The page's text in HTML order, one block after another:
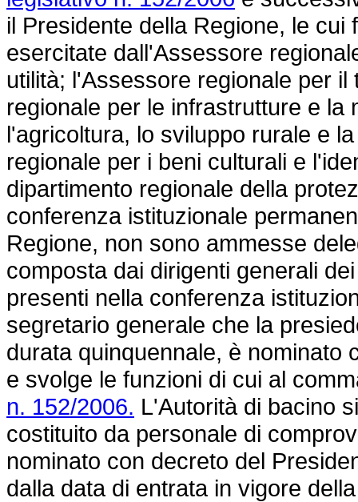
il Presidente della Regione, le
esercitate dall'Assessore
utilità; l'Assessore regionale per
regionale per le infrastrutture e
l'agricoltura, lo sviluppo rurale e
regionale per i beni culturali e
dipartimento regionale della
conferenza istituzionale
Regione, non sono ammesse
composta dai dirigenti generali
presenti nella conferenza
segretario generale che la
durata quinquennale, è nominato
e svolge le funzioni di cui al
n. 152/2006. L'Autorità di bacino
costituito da personale di
nominato con decreto del
dalla data di entrata in vigore